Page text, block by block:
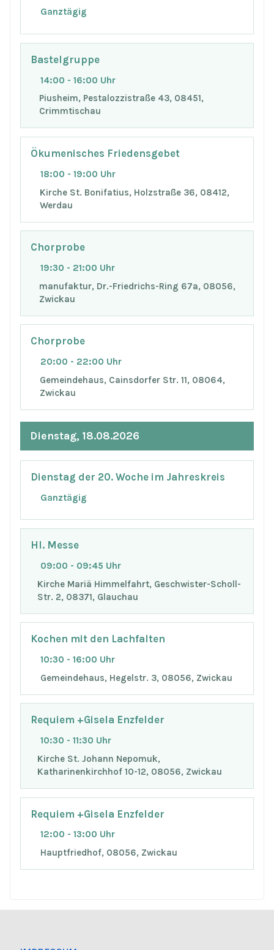
Ganztägig
Bastelgruppe
14:00 - 16:00 Uhr
Piusheim, Pestalozzistraße 43, 08451,
Crimmtischau
Ökumenisches Friedensgebet
18:00 - 19:00 Uhr
Kirche St. Bonifatius, Holzstraße 36, 08412,
Werdau
Chorprobe
19:30 - 21:00 Uhr
manufaktur, Dr.-Friedrichs-Ring 67a, 08056,
Zwickau
Chorprobe
20:00 - 22:00 Uhr
Gemeindehaus, Cainsdorfer Str. 11, 08064,
Zwickau
Dienstag, 18.08.2026
Dienstag der 20. Woche im Jahreskreis
Ganztägig
Hl. Messe
09:00 - 09:45 Uhr
Kirche Mariä Himmelfahrt, Geschwister-Scholl-
Str. 2, 08371, Glauchau
Kochen mit den Lachfalten
10:30 - 16:00 Uhr
Gemeindehaus, Hegelstr. 3, 08056, Zwickau
Requiem +Gisela Enzfelder
10:30 - 11:30 Uhr
Kirche St. Johann Nepomuk,
Katharinenkirchhof 10-12, 08056, Zwickau
Requiem +Gisela Enzfelder
12:00 - 13:00 Uhr
Hauptfriedhof, 08056, Zwickau